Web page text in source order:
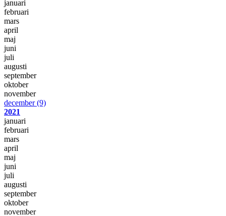
januari
februari
mars
april
maj
juni
juli
augusti
september
oktober
november
december(9)
2021
januari
februari
mars
april
maj
juni
juli
augusti
september
oktober
november